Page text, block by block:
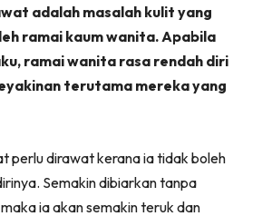
(Twitter)
adalah masalah kulit yang
ramai kaum wanita. Apabila
ramai wanita rasa rendah diri
terutama mereka yang
perlu dirawat kerana ia tidak boleh
Semakin dibiarkan tanpa
ia akan semakin teruk dan